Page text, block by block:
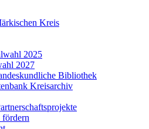
Kreis
2025
2027
Bibliothek
Kreisarchiv
fördern